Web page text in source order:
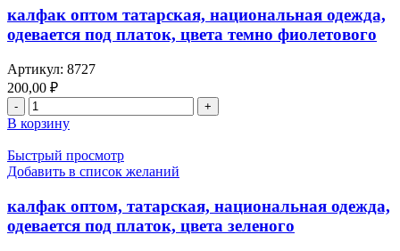
оптом
калфак оптом татарская, национальная одежда,
одевается под платок, цвета темно фиолетового
Артикул: 8727
200,00 ₽
Количество
товара
калфак
оптом
татарская,
одежда,
одевается
под
В корзину
Быстрый просмотр
Добавить в список желаний
калфак оптом, татарская, национальная одежда,
одевается под платок, цвета зеленого